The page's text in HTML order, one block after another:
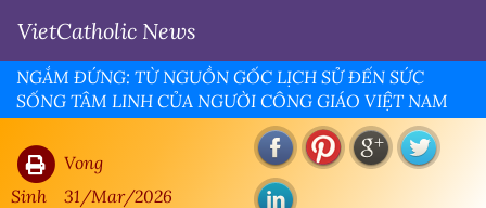
VietCatholic News
NGẮM ĐỨNG: TỪ NGUỒN GỐC LỊCH SỬ ĐẾN SỨC
SỐNG TÂM LINH CỦA NGƯỜI CÔNG GIÁO VIỆT NAM
Vong
Sinh
31/Mar/2026